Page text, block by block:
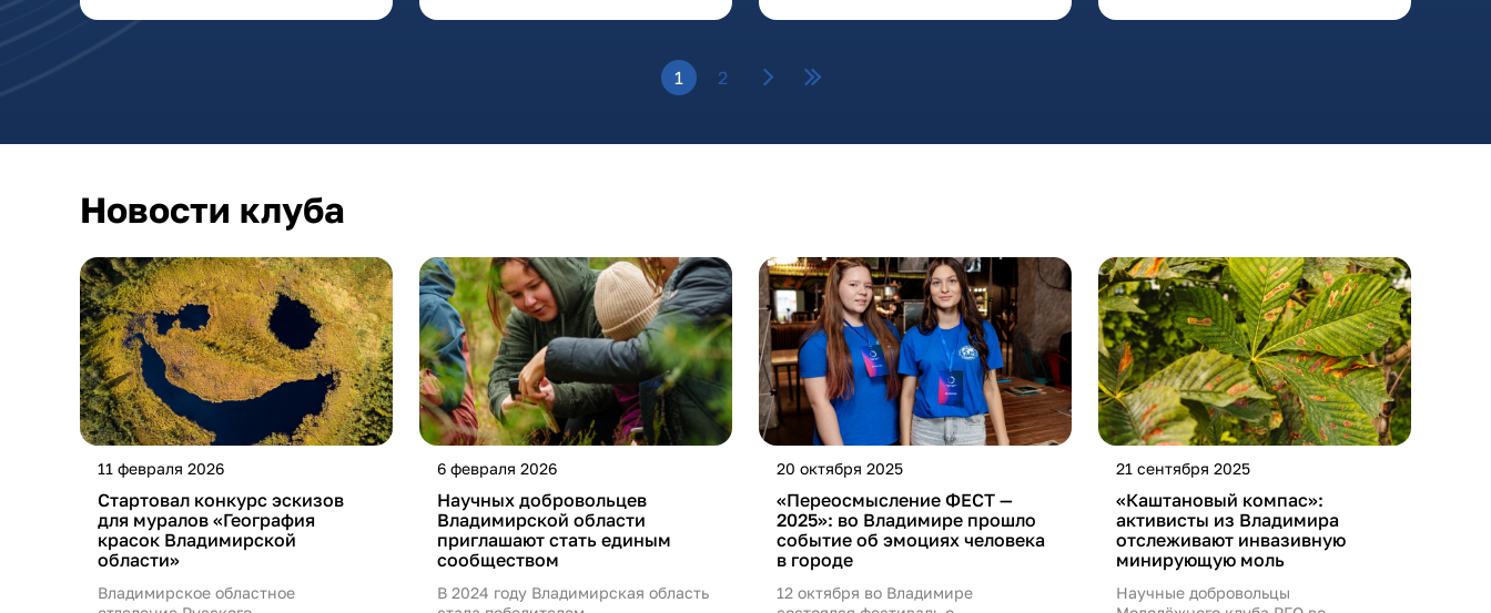
1 2
Новости клуба
11 февраля 2026
Стартовал конкурс эскизов
для муралов «География
красок Владимирской
области»
Владимирское областное
6 февраля 2026
Научных добровольцев
Владимирской области
приглашают стать единым
сообществом
В 2024 году Владимирская область
20 октября 2025
«Переосмысление ФЕСТ —
2025»: во Владимире прошло
событие об эмоциях человека
в городе
12 октября во Владимире
21 сентября 2025
«Каштановый компас»:
активисты из Владимира
отслеживают инвазивную
минирующую моль
Научные добровольцы